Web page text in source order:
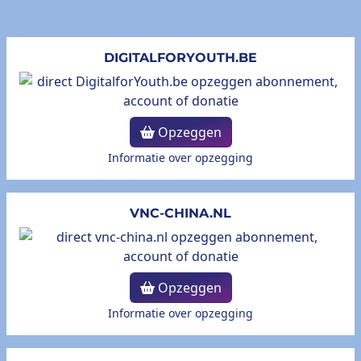
DIGITALFORYOUTH.BE
Opzeggen
Informatie over opzegging
VNC-CHINA.NL
Opzeggen
Informatie over opzegging